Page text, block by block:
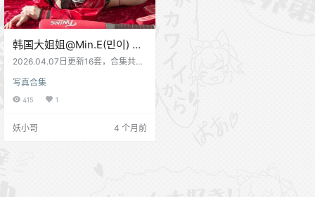
韩国大姐姐@Min.E(민이) 写
真合集[37套][持续更新]
2026.04.07日更新16套，合集共37
写真合集
415 1
妖小哥 4 个月前